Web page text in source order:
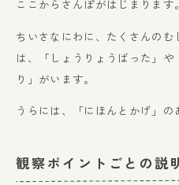
ここからさんぽがはじまります。
ちいさなにわに、たくさんの
は、「しょうりょうばった」
り」がいます。
うらには、「にほんとかげ」の
観察ポイントごとの説